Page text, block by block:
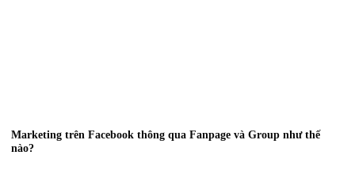
Marketing trên Facebook thông qua Fanpage và Group như thế
nào?